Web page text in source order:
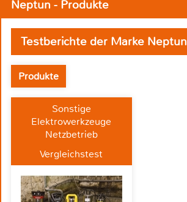
Neptun - Produkte
Testberichte der Marke Neptun
Produkte
Sonstige
Elektrowerkzeuge
Netzbetrieb
Vergleichstest